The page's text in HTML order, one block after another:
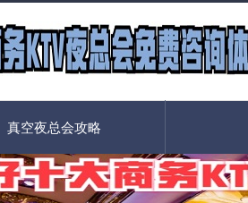
真空夜总会攻略